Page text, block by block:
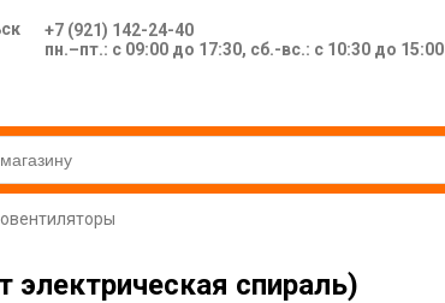
+7 (921) 142-24-40
пн.–пт.: с 09:00 до 17:30, сб.-вс.: с 10:30 до 15:00
электрическая спираль)